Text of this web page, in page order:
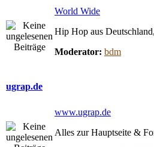
World Wide
Hip Hop aus
Moderator: bdm
ugrap.de
www.ugrap.de
Alles zur Hauptseite &